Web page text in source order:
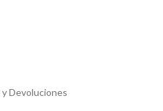
Devoluciones